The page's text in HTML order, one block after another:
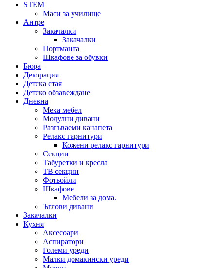
STEM
Маси за училище
Антре
Закачалки
Закачалки
Портманта
Шкафове за обувки
Бюра
Декорация
Детска стая
Детско обзавеждане
Дневна
Мека мебел
Модулни дивани
Разгъваеми канапета
Релакс гарнитури
Кожени релакс гарнитури
Секции
Табуретки и кресла
ТВ секции
Фотьойли
Шкафове
Мебели за дома.
Ъглови дивани
Закачалки
Кухня
Аксесоари
Аспиратори
Големи уреди
Малки домакински уреди